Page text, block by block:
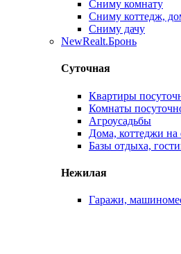
Сниму комнату
Сниму коттедж,
Сниму дачу
NewRealt.Бронь
Суточная
Квартиры
Комнаты
Агроусадьбы
Дома, коттеджи на
Базы отдыха,
Нежилая
Гаражи,